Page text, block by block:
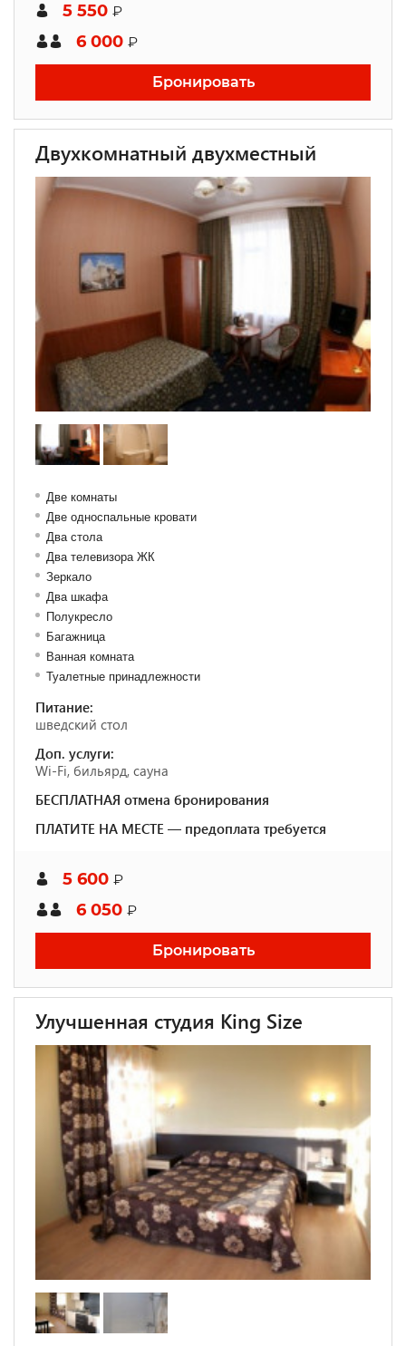
5 550 ₽
6 000 ₽
Бронировать
Двухкомнатный двухместный
Две комнаты
Две односпальные кровати
Два стола
Два телевизора ЖК
Зеркало
Два шкафа
Полукресло
Багажница
Ванная комната
Туалетные принадлежности
Питание:
шведский стол
Доп. услуги:
Wi-Fi, бильярд, сауна
БЕСПЛАТНАЯ отмена бронирования
ПЛАТИТЕ НА МЕСТЕ — предоплата требуется
5 600 ₽
6 050 ₽
Бронировать
Улучшенная студия King Size